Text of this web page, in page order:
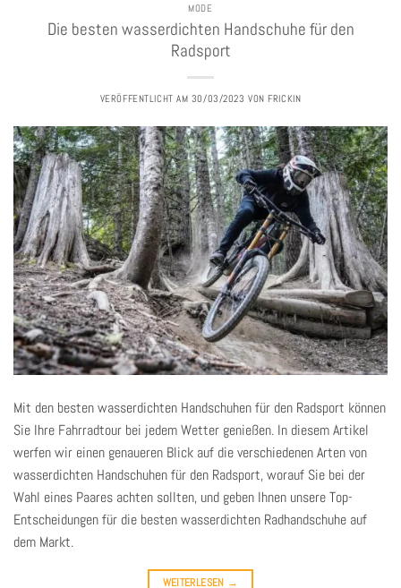
MODE
Die besten wasserdichten Handschuhe für den
Radsport
VERÖFFENTLICHT AM 30/03/2023 VONFRICKIN
Mit den besten wasserdichten Handschuhen für den Radsport können
Sie Ihre Fahrradtour bei jedem Wetter genießen. In diesem Artikel
werfen wir einen genaueren Blick auf die verschiedenen Arten von
wasserdichten Handschuhen für den Radsport, worauf Sie bei der
Wahl eines Paares achten sollten, und geben Ihnen unsere Top-
Entscheidungen für die besten wasserdichten Radhandschuhe auf
dem Markt.
WEITERLESEN →